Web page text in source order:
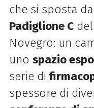
che si sposta
Padiglione Cdel
Novegro: un
uno spazio
serie di
spessore di